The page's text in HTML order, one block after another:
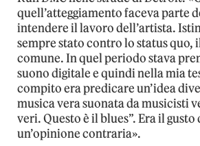
quell’atteggiamento faceva parte
intendere il lavoro dell’artista.
sempre stato contro lo status quo,
comune. In quel periodo stava
suono digitale e quindi nella mia
compito era predicare un’idea
musica vera suonata da musicisti
veri. Questo è il blues”. Era il gusto
un’opinione contraria».